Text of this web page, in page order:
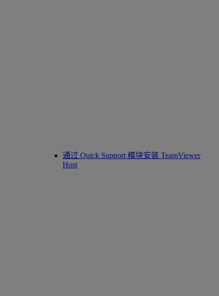
通过 Quick Support 模块安装 TeamViewer
Host